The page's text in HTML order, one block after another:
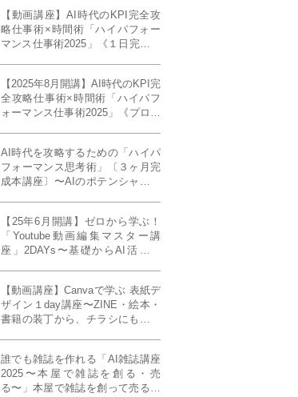
発信力養成ラボNEO》
【動画講座】AI時代のKPI完全攻
略仕事術×時間術「ハイパフォー
マンス仕事術2025」《１日完成特
【2025年8月開講】AI時代のKPI完
全攻略仕事術×時間術「ハイパフ
ォーマンス仕事術2025」《プロフ
AI時代を攻略するための「ハイパ
フォーマンス思考術」〔３ヶ月完
成本講座〕〜AIのポテンシャルを
【25年6月開講】ゼロから学ぶ！
「Youtube動画編集マスター講
座」2DAYs〜基礎からAI活用ま
【動画講座】Canvaで学ぶ 表紙デ
ザイン１day講座〜ZINE・絵本・
書籍の装丁から、チラシにも活か
誰でも雑誌を作れる「AI雑誌講座
2025〜本屋で雑誌を創る・売
る〜」本屋で雑誌を創って売る！